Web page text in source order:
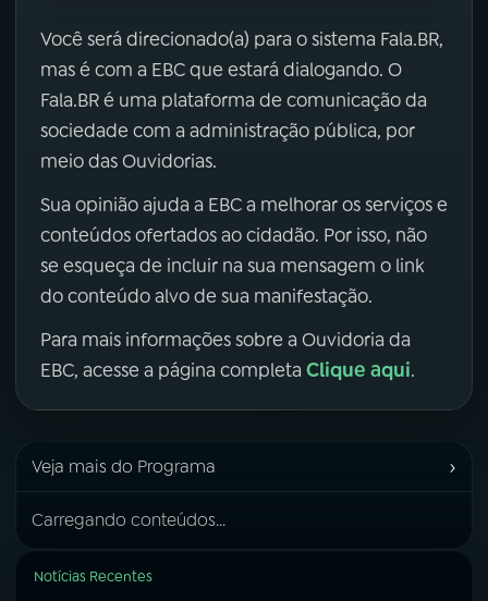
Você será direcionado(a) para o sistema Fala.BR,
mas é com a EBC que estará dialogando. O
Fala.BR é uma plataforma de comunicação da
sociedade com a administração pública, por
meio das Ouvidorias.
Sua opinião ajuda a EBC a melhorar os serviços e
conteúdos ofertados ao cidadão. Por isso, não
se esqueça de incluir na sua mensagem o link
do conteúdo alvo de sua manifestação.
Para mais informações sobre a Ouvidoria da
EBC, acesse a página completa Clique aqui.
Veja mais do Programa ›
Carregando conteúdos...
Notícias Recentes